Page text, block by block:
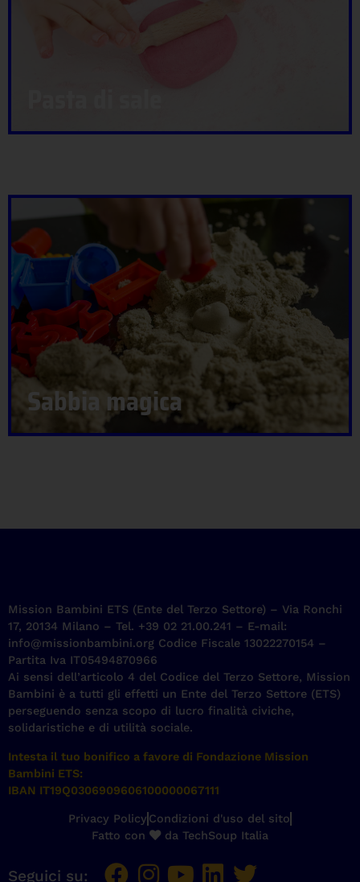
Sabbia magica
Mission Bambini ETS (Ente del Terzo Settore) – Via Ronchi
17, 20134 Milano – Tel. +39 02 21.00.241 – E-mail:
info@missionbambini.org Codice Fiscale 13022270154 –
Partita Iva IT05494870966
Ai sensi dell’articolo 4 del Codice del Terzo Settore, Mission
Bambini è a tutti gli effetti un Ente del Terzo Settore (ETS)
perseguendo senza scopo di lucro finalità civiche,
solidaristiche e di utilità sociale.
Intesta il tuo bonifico a favore di Fondazione Mission
Bambini ETS:
IBAN IT19Q0306909606100000067111
Privacy Policy Condizioni d'uso del sito
Fatto con
da TechSoup Italia
Seguici su: